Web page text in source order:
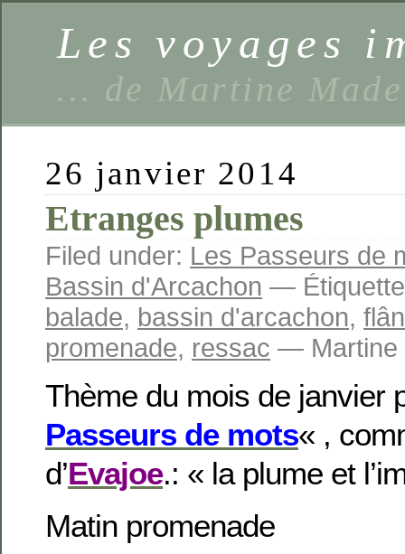
Les voyages
… de Martine
26 janvier 2014
Etranges plumes
Filed under: Les Passeurs de
Bassin d'Arcachon —
balade, bassin d'arcachon,
promenade, ressac — Martine
Thème du mois de janvier
Passeurs de mots« ,
d’Evajoe.: « la plume et
Matin promenade